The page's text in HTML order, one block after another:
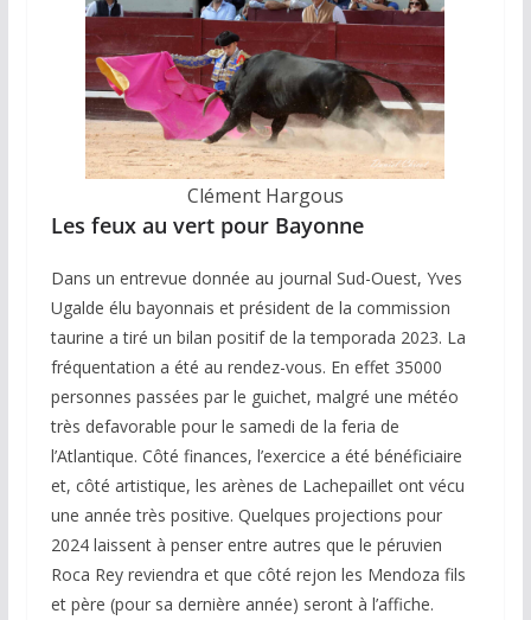
Clément Hargous
Les feux au vert pour Bayonne
Dans un entrevue donnée au journal Sud-Ouest, Yves
Ugalde élu bayonnais et président de la commission
taurine a tiré un bilan positif de la temporada 2023. La
fréquentation a été au rendez-vous. En effet 35000
personnes passées par le guichet, malgré une météo
très defavorable pour le samedi de la feria de
l’Atlantique. Côté finances, l’exercice a été bénéficiaire
et, côté artistique, les arènes de Lachepaillet ont vécu
une année très positive. Quelques projections pour
2024 laissent à penser entre autres que le péruvien
Roca Rey reviendra et que côté rejon les Mendoza fils
et père (pour sa dernière année) seront à l’affiche.